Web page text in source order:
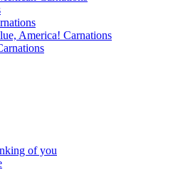
America! Carnations
of you